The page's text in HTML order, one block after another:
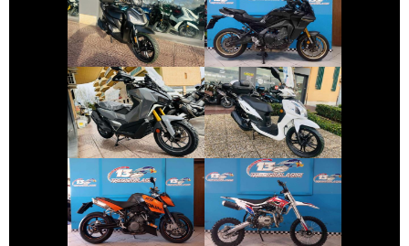
SYM SYMPHONY
YAMAHA
TRACER-9
SYM ADX-400
€ 6.990 €
SYM SYMPHONY
€ 2.190 €
KTM 990-DUKE
€ 4.690 €
ALTRA-MARCA
ALTRO-
MODELLO
€ 1.700 €
€ 5.490 € € 11.690 €